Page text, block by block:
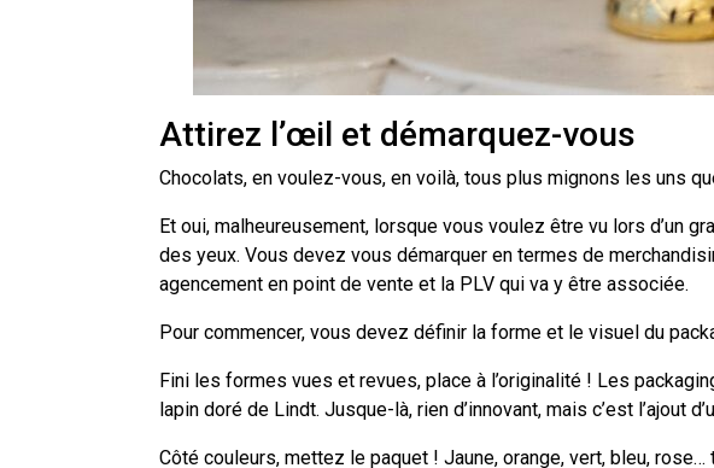
Attirez l’œil et démarquez-vous
Chocolats, en voulez-vous, en voilà, tous plus mignons les uns
Et oui, malheureusement, lorsque vous voulez être vu lors d’un
des yeux. Vous devez vous démarquer en termes de
agencement en point de vente et la PLV qui va y être associée.
Pour commencer, vous devez définir la forme et le visuel du
Fini les formes vues et revues, place à l’originalité ! Les
lapin doré de Lindt. Jusque-là, rien d’innovant, mais c’est l’ajout
Côté couleurs, mettez le paquet ! Jaune, orange, vert, bleu,